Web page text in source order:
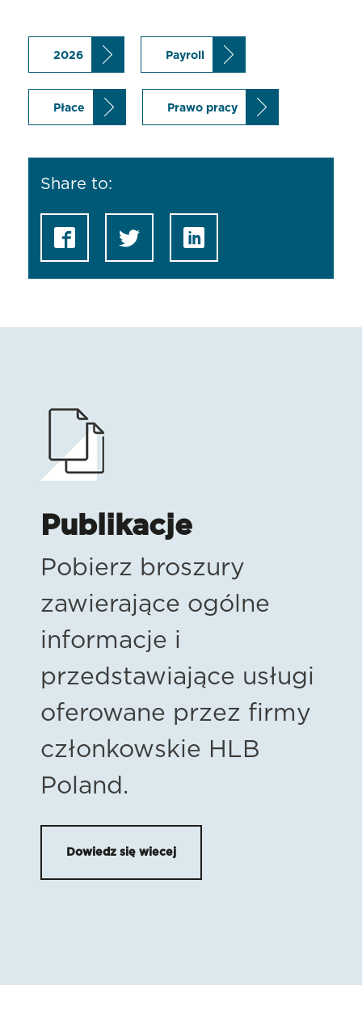
2026 Payroll
Płace Prawo pracy
Share to:
Publikacje
Pobierz broszury
zawierające ogólne
informacje i
przedstawiające usługi
oferowane przez firmy
członkowskie HLB
Poland.
Dowiedz się wiecej